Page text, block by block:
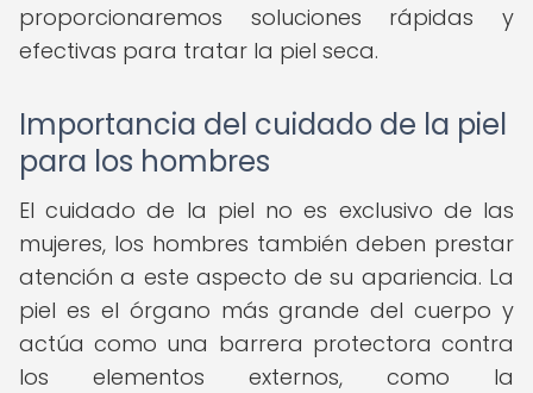
proporcionaremos soluciones rápidas y
efectivas para tratar la piel seca.
Importancia del cuidado de la piel
para los hombres
El cuidado de la piel no es exclusivo de las
mujeres, los hombres también deben prestar
atención a este aspecto de su apariencia. La
piel es el órgano más grande del cuerpo y
actúa como una barrera protectora contra
los elementos externos, como la